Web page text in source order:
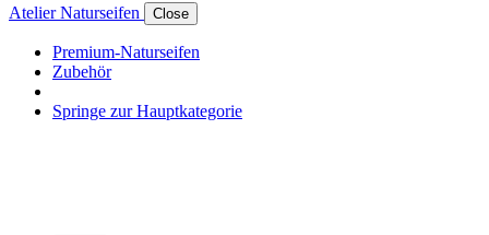
Atelier Naturseifen Close
Premium-Naturseifen
Zubehör
Springe zur Hauptkategorie